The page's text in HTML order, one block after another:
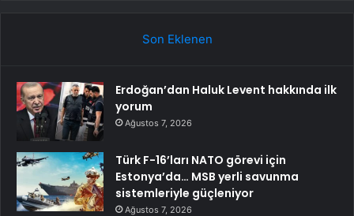
Son Eklenen
Erdoğan’dan Haluk Levent hakkında ilk
yorum
Ağustos 7, 2026
Türk F-16’ları NATO görevi için
Estonya’da… MSB yerli savunma
sistemleriyle güçleniyor
Ağustos 7, 2026